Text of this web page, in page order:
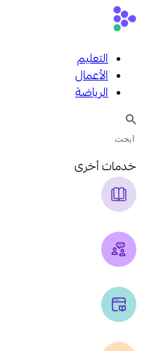
التعليم
الأعمال
الرياضة
خدمات أخرى